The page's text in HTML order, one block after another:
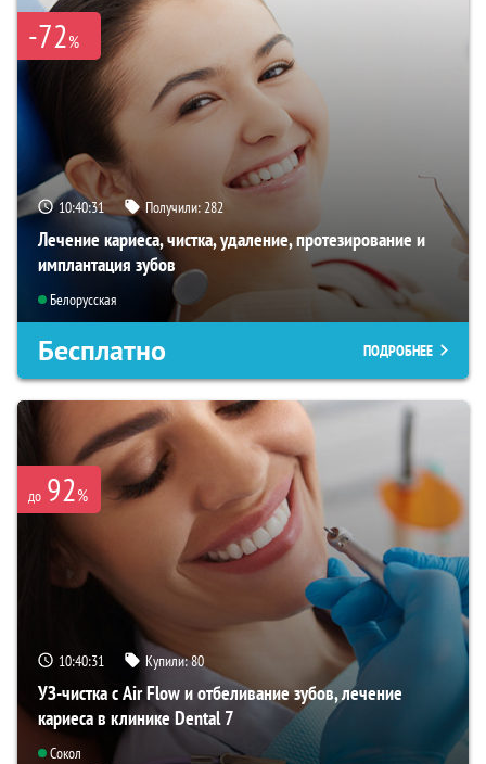
-72%
10:40:30 Получили:282
Лечение кариеса, чистка, удаление, протезирование и
имплантация зубов
Белорусская
Бесплатно ПОДРОБНЕЕ
до 92%
10:40:30 Купили:80
УЗ-чистка с Air Flow и отбеливание зубов, лечение
кариеса в клинике Dental 7
Сокол